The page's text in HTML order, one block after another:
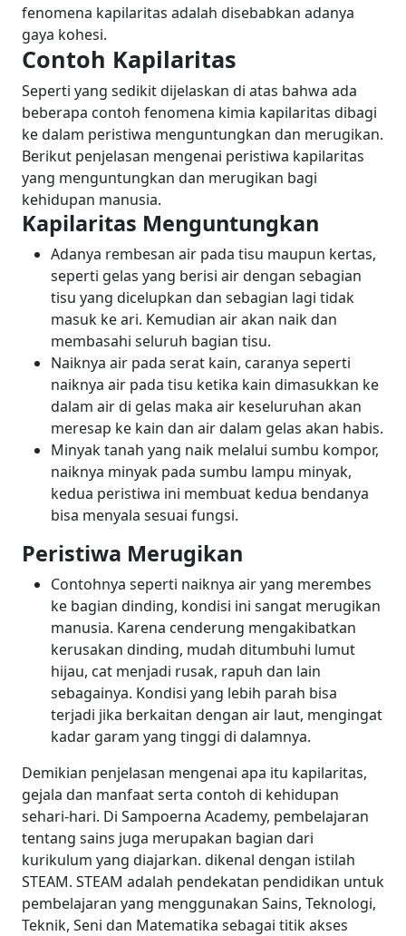
fenomena kapilaritas adalah disebabkan adanya
gaya kohesi.
Contoh Kapilaritas
Seperti yang sedikit dijelaskan di atas bahwa ada
beberapa contoh fenomena kimia kapilaritas dibagi
ke dalam peristiwa menguntungkan dan merugikan.
Berikut penjelasan mengenai peristiwa kapilaritas
yang menguntungkan dan merugikan bagi
kehidupan manusia.
Kapilaritas Menguntungkan
Adanya rembesan air pada tisu maupun kertas,
seperti gelas yang berisi air dengan sebagian
tisu yang dicelupkan dan sebagian lagi tidak
masuk ke ari. Kemudian air akan naik dan
membasahi seluruh bagian tisu.
Naiknya air pada serat kain, caranya seperti
naiknya air pada tisu ketika kain dimasukkan ke
dalam air di gelas maka air keseluruhan akan
meresap ke kain dan air dalam gelas akan habis.
Minyak tanah yang naik melalui sumbu kompor,
naiknya minyak pada sumbu lampu minyak,
kedua peristiwa ini membuat kedua bendanya
bisa menyala sesuai fungsi.
Peristiwa Merugikan
Contohnya seperti naiknya air yang merembes
ke bagian dinding, kondisi ini sangat merugikan
manusia. Karena cenderung mengakibatkan
kerusakan dinding, mudah ditumbuhi lumut
hijau, cat menjadi rusak, rapuh dan lain
sebagainya. Kondisi yang lebih parah bisa
terjadi jika berkaitan dengan air laut, mengingat
kadar garam yang tinggi di dalamnya.
Demikian penjelasan mengenai apa itu kapilaritas,
gejala dan manfaat serta contoh di kehidupan
sehari-hari. Di Sampoerna Academy, pembelajaran
tentang sains juga merupakan bagian dari
kurikulum yang diajarkan. dikenal dengan istilah
STEAM. STEAM adalah pendekatan pendidikan untuk
pembelajaran yang menggunakan Sains, Teknologi,
Teknik, Seni dan Matematika sebagai titik akses